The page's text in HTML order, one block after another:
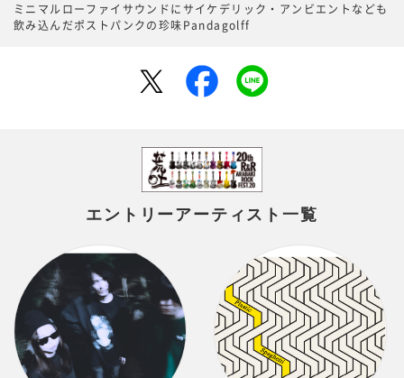
ミニマルローファイサウンドにサイケデリック・アンビエントなども
飲み込んだポストパンクの珍味Pandagolff
エントリーアーティスト一覧